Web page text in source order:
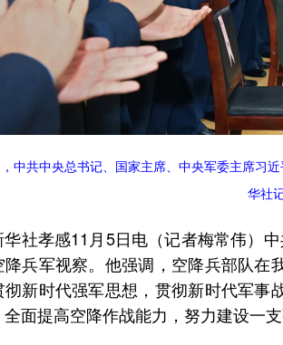
，中共中央总书记、国家主席、中央军委主席习
华社
孝感11月5日电（记者梅常伟）中
降兵军视察。他强调，空降兵部队
彻新时代强军思想，贯彻新时代军事
面提高空降作战能力，努力建设一